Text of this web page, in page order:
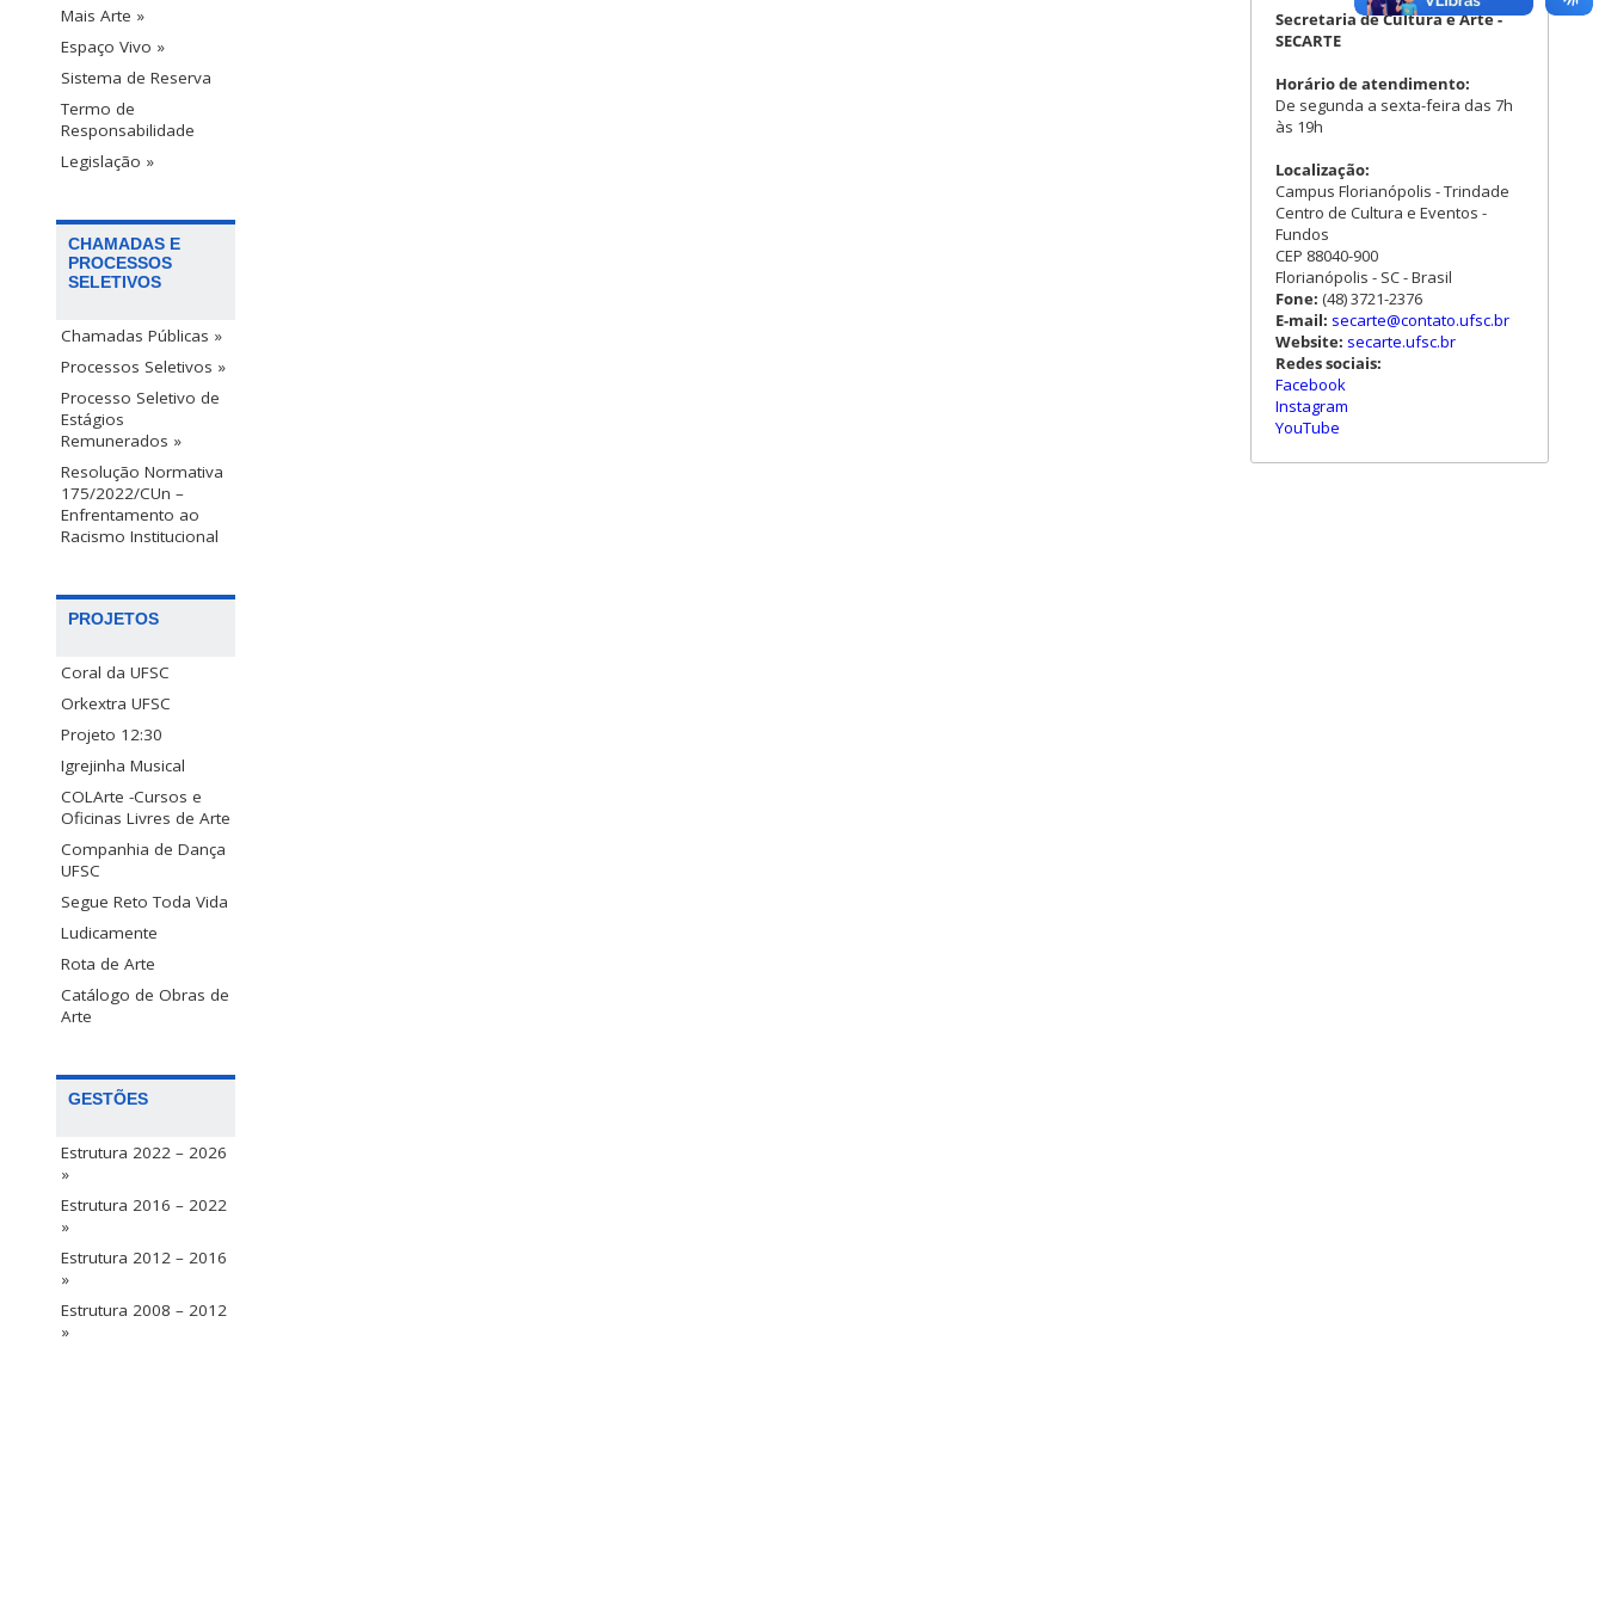
Mais Arte »
Espaço Vivo »
Sistema de Reserva
Termo de
Responsabilidade
Legislação »
CHAMADAS E
PROCESSOS
SELETIVOS
Chamadas Públicas »
Processos Seletivos »
Processo Seletivo de
Estágios
Remunerados »
Resolução Normativa
175/2022/CUn –
Enfrentamento ao
Racismo Institucional
PROJETOS
Coral da UFSC
Orkextra UFSC
Projeto 12:30
Igrejinha Musical
COLArte -Cursos e
Oficinas Livres de Arte
Companhia de Dança
UFSC
Segue Reto Toda Vida
Ludicamente
Rota de Arte
Catálogo de Obras de
Arte
GESTÕES
Estrutura 2022 – 2026
»
Estrutura 2016 – 2022
»
Estrutura 2012 – 2016
»
Estrutura 2008 – 2012
»
Secretaria de Cultura e Arte -
SECARTE
Horário de atendimento:
De segunda a sexta-feira das 7h
às 19h
Localização:
Campus Florianópolis - Trindade
Centro de Cultura e Eventos -
Fundos
CEP 88040-900
Florianópolis - SC - Brasil
Fone: (48) 3721-2376
E-mail: secarte@contato.ufsc.br
Website: secarte.ufsc.br
Redes sociais:
Facebook
Instagram
YouTube